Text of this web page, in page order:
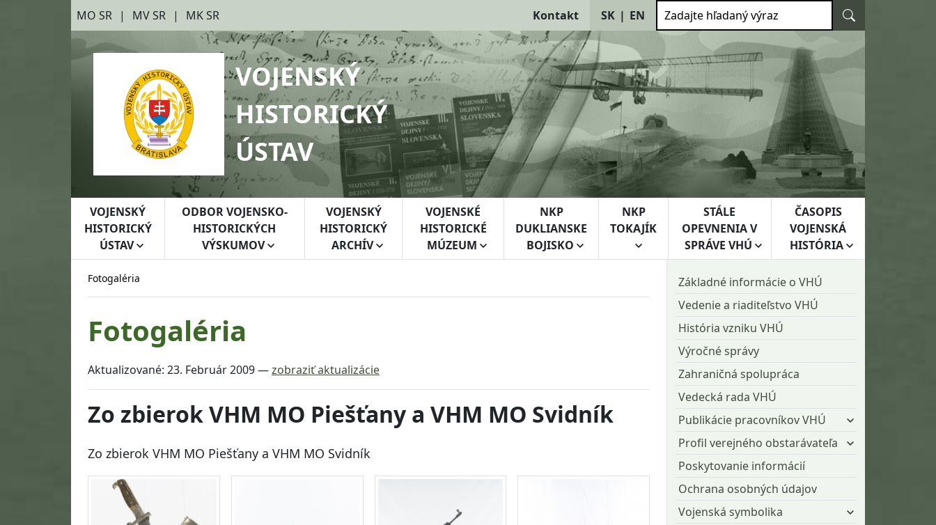
Preskočiť na hlavný obsah
Preskočiť na bočnú lištu
MO SR MV SR MK SR Kontakt SK EN Zadajte hľadaný výraz Vyhľadať
VOJENSKÝ
HISTORICKÝ
ÚSTAV
VOJENSKÝ
HISTORICKÝ
ÚSTAV
ODBOR VOJENSKO-
HISTORICKÝCH
VÝSKUMOV
VOJENSKÝ
HISTORICKÝ
ARCHÍV
VOJENSKÉ
HISTORICKÉ
MÚZEUM
NKP
DUKLIANSKE
BOJISKO
NKP
TOKAJÍK
STÁLE
OPEVNENIA V
SPRÁVE VHÚ
ČASOPIS
VOJENSKÁ
HISTÓRIA
Fotogaléria
Fotogaléria
Aktualizované: 23. Február 2009—zobraziť aktualizácie
Zo zbierok VHM MO Piešťany a VHM MO Svidník
Zo zbierok VHM MO Piešťany a VHM MO Svidník
Základné informácie o VHÚ
Vedenie a riaditeľstvo VHÚ
História vzniku VHÚ
Výročné správy
Zahraničná spolupráca
Vedecká rada VHÚ
Publikácie pracovníkov VHÚ
Profil verejného obstarávateľa
Poskytovanie informácií
Ochrana osobných údajov
Vojenská symbolika